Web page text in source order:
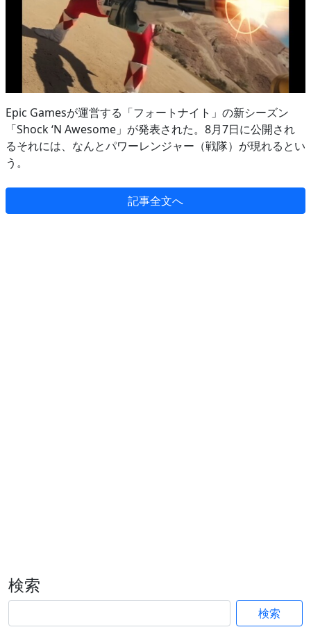
Epic Gamesが運営する「フォートナイト」の新シーズン
「Shock ‘N Awesome」が発表された。8月7日に公開され
るそれには、なんとパワーレンジャー（戦隊）が現れるとい
う。
記事全文へ
検索
検索